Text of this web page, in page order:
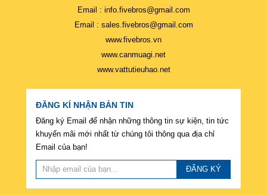
Email : info.fivebros@gmail.com
Email : sales.fivebros@gmail.com
www.fivebros.vn
www.canmuagi.net
www.vattutieuhao.net
ĐĂNG KÍ NHẬN BẢN TIN
Đăng ký Email để nhận những thông tin sự kiện, tin tức
khuyến mãi mới nhất từ chúng tôi thông qua địa chỉ
Email của bạn!
ĐĂNG KÝ